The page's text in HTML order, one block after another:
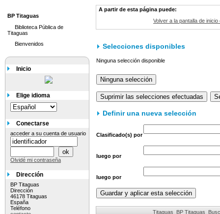
A partir de esta página puede:
Volver a la pantalla de
Selecciones disponibles
Ninguna selección disponible
Definir una nueva selección
Clasificado(s) por
luego por
luego por
Titaguas BP Titaguas
BP Titaguas
Biblioteca Pública de
Titaguas
Bienvenidos
Inicio
Elige idioma
Conectarse
acceder a su cuenta de usuario
Olvidé mi contraseña
Dirección
BP Titaguas
Dirección
46178 Titaguas
España
Teléfono